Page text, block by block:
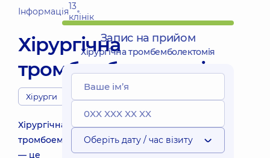
Інформація13
клінік
Хірургічна
тромбемболектомія
Хірурги
Хірургічна
тромбоемболектомія
— це
Запис на прийом
Хірургічна тромбемболектомія
Оберіть дату / час візиту